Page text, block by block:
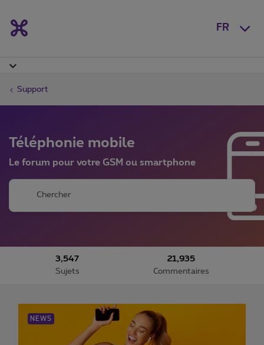
FR
Support
Téléphonie mobile
Le forum pour votre GSM ou smartphone
3,547
Sujets
21,935
Commentaires
NEWS